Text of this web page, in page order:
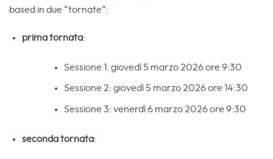
based in due “tornate”:
prima tornata:
Sessione 1: giovedì 5 marzo 2026 ore 9:30
Sessione 2: giovedì 5 marzo 2026 ore 14:30
Sessione 3: venerdì 6 marzo 2026 ore 9:30
seconda tornata: